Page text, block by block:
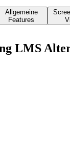
Allgemeine
Features
LMS